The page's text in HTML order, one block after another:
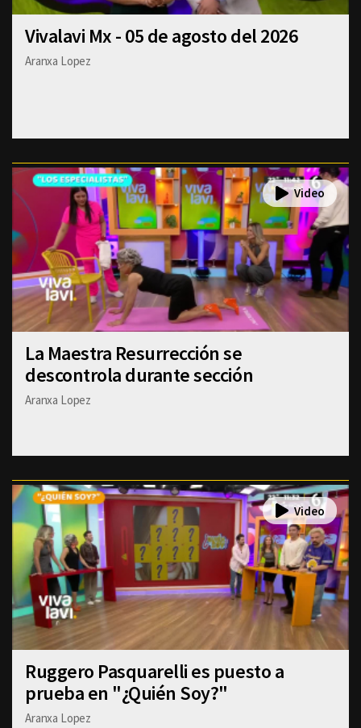
Vivalavi Mx - 05 de agosto del 2026
Aranxa Lopez
La Maestra Resurrección se
descontrola durante sección
Aranxa Lopez
Ruggero Pasquarelli es puesto a
prueba en "¿Quién Soy?"
Aranxa Lopez